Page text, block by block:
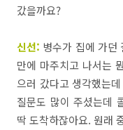
갔을까요?
신선: 병수가 집에 가던
만에 마주치고 나서는
으러 갔다고 생각했는데
질문도 많이 주셨는데
딱 도착하잖아요. 원래